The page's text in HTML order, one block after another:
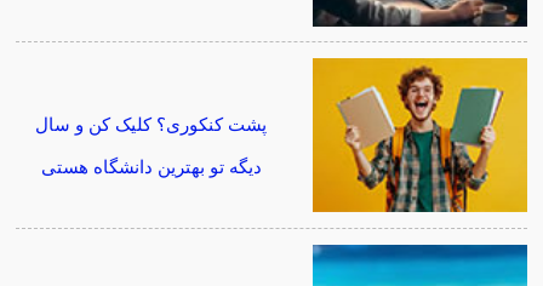
پشت کنکوری؟ کلیک کن و سال
دیگه تو بهترین دانشگاه هستی